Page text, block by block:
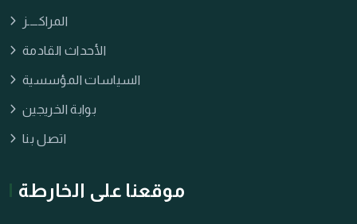
المراكــــز
الأحداث القادمة
السياسات المؤسسية
بوابة الخريجين
اتصل بنا
موقعنا على الخارطة